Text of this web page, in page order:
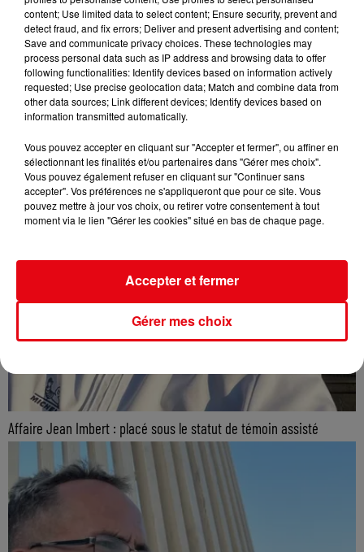
Nice : un salon de coiffure fermé après un contrôle
Affaire Jean Imbert : placé sous le statut de témoin assisté
content; Use limited data to select content; Ensure security, prevent and
detect fraud, and fix errors; Deliver and present advertising and content;
Save and communicate privacy choices. These technologies may
process personal data such as IP address and browsing data to offer
following functionalities: Identify devices based on information actively
requested; Use precise geolocation data; Match and combine data from
other data sources; Link different devices; Identify devices based on
information transmitted automatically.
Vous pouvez accepter en cliquant sur "Accepter et fermer", ou affiner en
sélectionnant les finalités et/ou partenaires dans "Gérer mes choix".
Vous pouvez également refuser en cliquant sur "Continuer sans
accepter". Vos préférences ne s'appliqueront que pour ce site. Vous
pouvez mettre à jour vos choix, ou retirer votre consentement à tout
moment via le lien "Gérer les cookies" situé en bas de chaque page.
Gérer mes choix
Accepter et fermer